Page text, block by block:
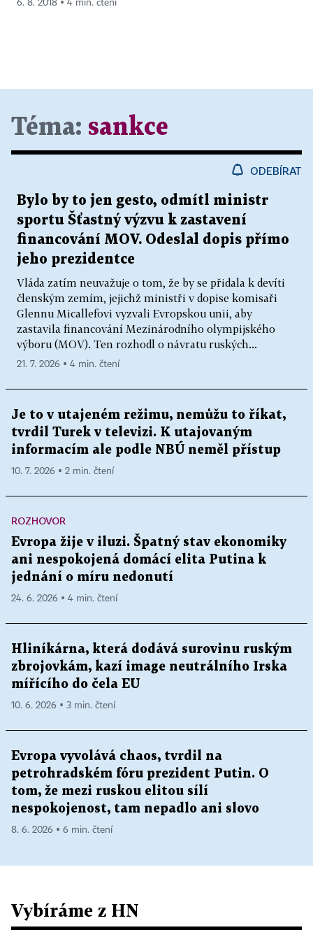
6. 8. 2018 ▪ 4 min. čtení
Téma: sankce
ODEBÍRAT
Bylo by to jen gesto, odmítl ministr
sportu Šťastný výzvu k zastavení
financování MOV. Odeslal dopis přímo
jeho prezidentce
Vláda zatím neuvažuje o tom, že by se přidala k devíti
členským zemím, jejichž ministři v dopise komisaři
Glennu Micallefovi vyzvali Evropskou unii, aby
zastavila financování Mezinárodního olympijského
výboru (MOV). Ten rozhodl o návratu ruských...
21. 7. 2026 ▪ 4 min. čtení
Je to v utajeném režimu, nemůžu to říkat,
tvrdil Turek v televizi. K utajovaným
informacím ale podle NBÚ neměl přístup
10. 7. 2026 ▪ 2 min. čtení
ROZHOVOR
Evropa žije v iluzi. Špatný stav ekonomiky
ani nespokojená domácí elita Putina k
jednání o míru nedonutí
24. 6. 2026 ▪ 4 min. čtení
Hliníkárna, která dodává surovinu ruským
zbrojovkám, kazí image neutrálního Irska
mířícího do čela EU
10. 6. 2026 ▪ 3 min. čtení
Evropa vyvolává chaos, tvrdil na
petrohradském fóru prezident Putin. O
tom, že mezi ruskou elitou sílí
nespokojenost, tam nepadlo ani slovo
8. 6. 2026 ▪ 6 min. čtení
Vybíráme z HN